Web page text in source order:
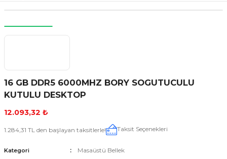
16 GB DDR5 6000MHZ BORY SOGUTUCULU
KUTULU DESKTOP
12.093,32 ₺
1.284,31 TL den başlayan taksitlerle! Taksit Seçenekleri
Kategori Masaüstü Bellek